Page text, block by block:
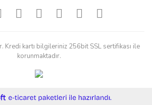
Kredi kartı bilgileriniz 256bit SSL sertifikası ile
korunmaktadır.
ideasoft
e-